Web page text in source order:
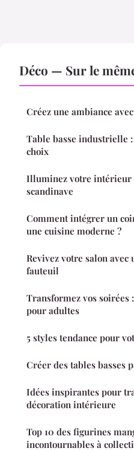
Déco — Sur le
Créez une ambiance
Table basse industrielle
choix
Illuminez votre intérieur
scandinave
Comment intégrer un
une cuisine moderne ?
Revivez votre salon avec
fauteuil
Transformez vos soirées
pour adultes
5 styles tendance pour
Créer des tables basses
Idées inspirantes pour
décoration intérieure
Top 10 des figurines
incontournables à